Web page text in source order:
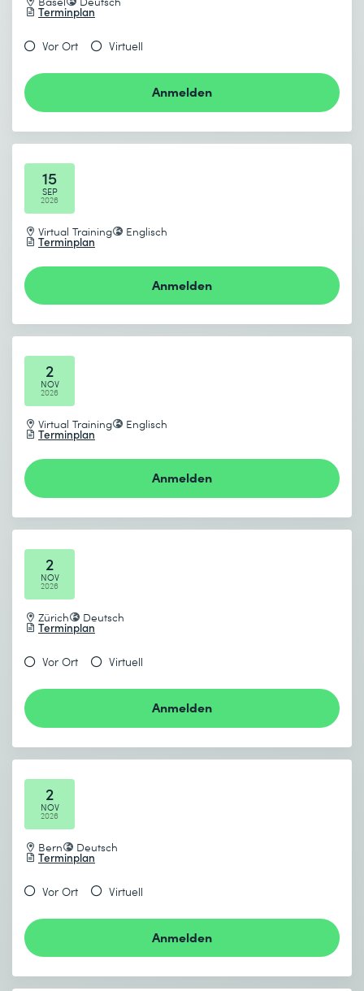
Terminplan
Vor Ort Virtuell
Anmelden
15
SEP
2026
Virtual Training Englisch
Terminplan
Anmelden
2
NOV
2026
Virtual Training Englisch
Terminplan
Anmelden
2
NOV
2026
Zürich Deutsch
Terminplan
Vor Ort Virtuell
Anmelden
2
NOV
2026
Bern Deutsch
Terminplan
Vor Ort Virtuell
Anmelden